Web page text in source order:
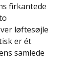
firkantede
løftesøjle
er ét
samlede